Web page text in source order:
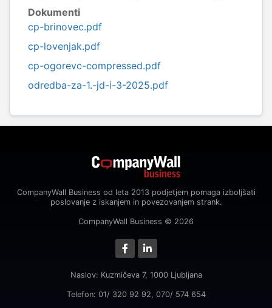
Dokumenti
cp-brinovec.pdf
cp-lovenjak.pdf
cp-ogorevc-compressed.pdf
odredba-za-1.-jd-i-3-2025.pdf
CompanyWall Business od leta 2013 podjetjem pomaga izboljšati
poslovanje z iskanjem in povezovanjem strank.
CompanyWall Business © 2026
Naslov: Kuzmičeva 7, 1000 Ljubljana
Telefon: 01/ 320 92 92, 070/ 574 654